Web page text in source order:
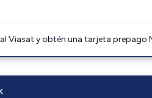
Viasat y obtén una tarjeta